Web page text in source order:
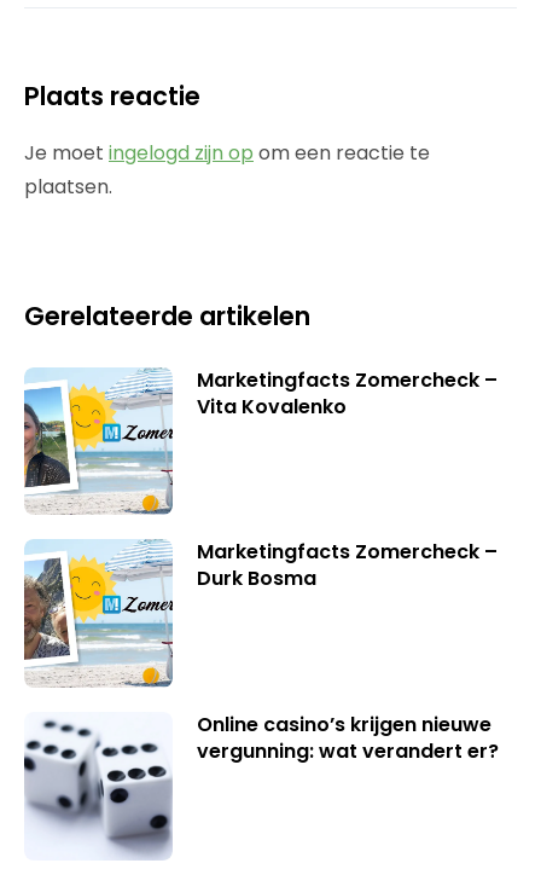
Plaats reactie
Je moet ingelogd zijn op om een reactie te
plaatsen.
Gerelateerde artikelen
Marketingfacts Zomercheck –
Vita Kovalenko
Marketingfacts Zomercheck –
Durk Bosma
Online casino’s krijgen nieuwe
vergunning: wat verandert er?